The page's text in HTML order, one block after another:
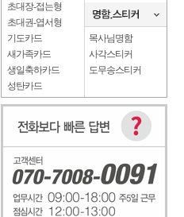
초대장-접는형
초대권-엽서형
기도카드
새가족카드
생일축하카드
성탄카드
목사님명함
사각스티커
도무송스티커